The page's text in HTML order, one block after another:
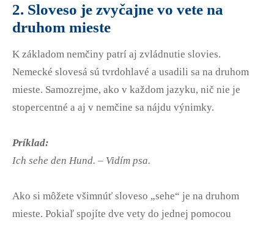
2. Sloveso je zvyčajne vo vete na
druhom mieste
K základom nemčiny patrí aj zvládnutie slovies.
Nemecké slovesá sú tvrdohlavé a usadili sa na druhom
mieste. Samozrejme, ako v každom jazyku, nič nie je
stopercentné a aj v nemčine sa nájdu výnimky.
Príklad:
Ich sehe den Hund. – Vidím psa.
Ako si môžete všimnúť sloveso „sehe“ je na druhom
mieste. Pokiaľ spojíte dve vety do jednej pomocou